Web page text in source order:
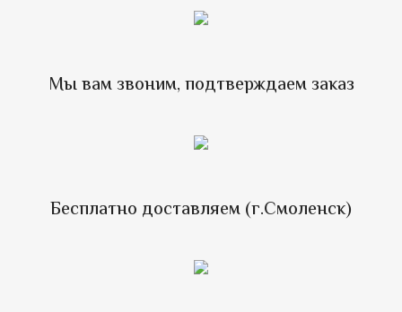
Мы вам звоним, подтверждаем заказ
Бесплатно доставляем (г.Смоленск)